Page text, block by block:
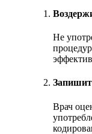
Не
Врач